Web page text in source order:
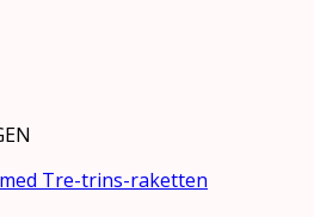
Tre-trins-raketten